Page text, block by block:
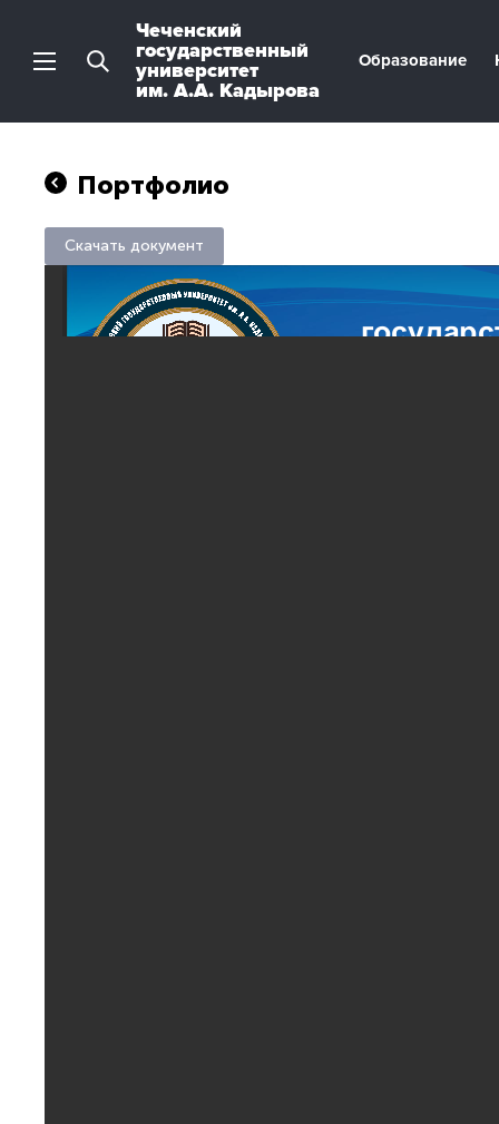
Чеченский
государственный
университет
им. А.А. Кадырова
Образование
Портфолио
Скачать документ